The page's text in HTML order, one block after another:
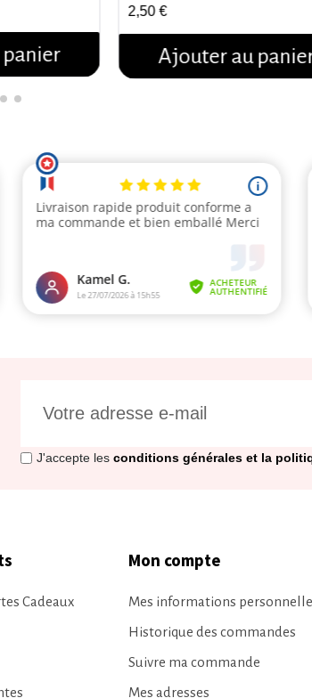
2,50 €
Ajouter au
J'accepte les conditions générales et la
Cadeaux
Mon compte
Mes informations
Historique des commandes
Suivre ma commande
Mes adresses